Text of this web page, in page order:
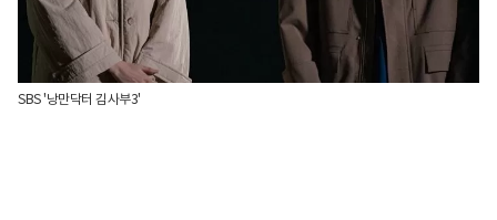
SBS '낭만닥터 김사부3'